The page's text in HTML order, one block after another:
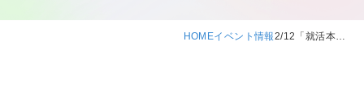
HOMEイベント情報2/12「就活本…